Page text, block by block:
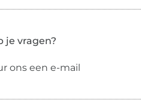
je vragen?
ons een e-mail